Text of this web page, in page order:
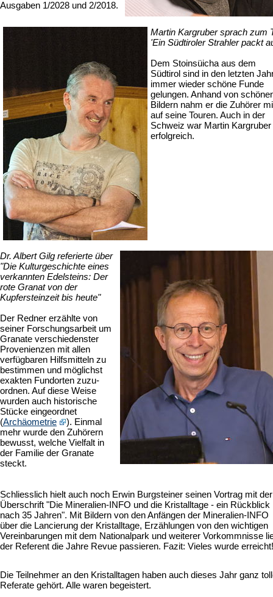
Ausgaben 1/2028 und 2/2018.
Martin Kargruber sprach zum
'Ein Südtiroler Strahler packt
Dem Stoinsüicha aus dem
Südtirol sind in den letzten
immer wieder schöne Funde
gelungen. Anhand von
Bildern nahm er die Zuhörer
auf seine Touren. Auch in der
Schweiz war Martin Kargruber
erfolgreich.
Dr. Albert Gilg referierte über
"Die Kulturgeschichte eines
verkannten Edelsteins: Der
rote Granat von der
Kupfersteinzeit bis heute"
Der Redner erzählte von
seiner Forschungsarbeit um
Granate verschiedenster
Provenienzen mit allen
verfügbaren Hilfsmitteln zu
bestimmen und möglichst
exakten Fundorten zuzu­
ordnen. Auf diese Weise
wurden auch historische
Stücke eingeordnet
(Archäometrie
). Einmal
mehr wurde den Zuhörern
bewusst, welche Vielfalt in
der Familie der Granate
steckt.
Schliesslich hielt auch noch Erwin Burgsteiner seinen Vortrag mit der
Überschrift "Die Mineralien-INFO und die Kristalltage - ein Rückblick
nach 35 Jahren". Mit Bildern von den Anfängen der Mineralien-INFO
über die Lancierung der Kristalltage, Erzählungen von den wichtigen
Vereinbarungen mit dem Nationalpark und weiterer Vorkommnisse
der Referent die Jahre Revue passieren. Fazit: Vieles wurde erreicht!
Die Teilnehmer an den Kristalltagen haben auch dieses Jahr ganz
Referate gehört. Alle waren begeistert.